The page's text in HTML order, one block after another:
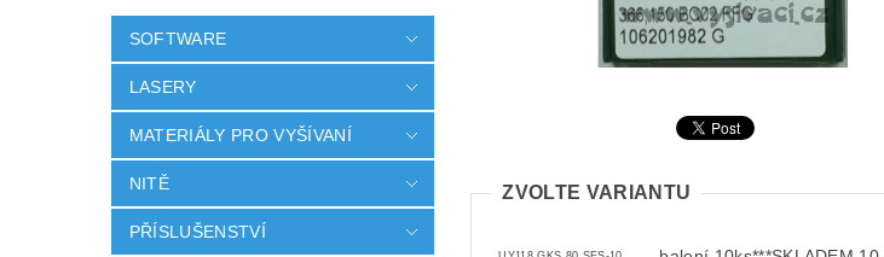
SOFTWARE
LASERY
MATERIÁLY PRO VYŠÍVANÍ
NITĚ
PŘÍSLUŠENSTVÍ
ZVOLTE VARIANTU